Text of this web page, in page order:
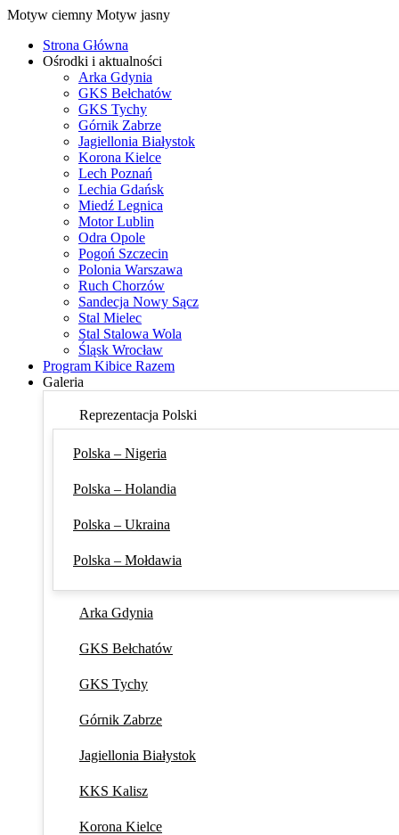
Motyw ciemny Motyw jasny
Strona Główna
Ośrodki i aktualności
Arka Gdynia
GKS Bełchatów
GKS Tychy
Górnik Zabrze
Jagiellonia Białystok
Korona Kielce
Lech Poznań
Lechia Gdańsk
Miedź Legnica
Motor Lublin
Odra Opole
Pogoń Szczecin
Polonia Warszawa
Ruch Chorzów
Sandecja Nowy Sącz
Stal Mielec
Stal Stalowa Wola
Śląsk Wrocław
Program Kibice Razem
Galeria
Reprezentacja Polski
Polska – Nigeria
Polska – Holandia
Polska – Ukraina
Polska – Mołdawia
Arka Gdynia
GKS Bełchatów
GKS Tychy
Górnik Zabrze
Jagiellonia Białystok
KKS Kalisz
Korona Kielce